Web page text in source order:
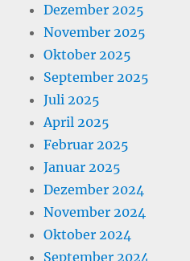
Dezember 2025
November 2025
Oktober 2025
September 2025
Juli 2025
April 2025
Februar 2025
Januar 2025
Dezember 2024
November 2024
Oktober 2024
September 2024